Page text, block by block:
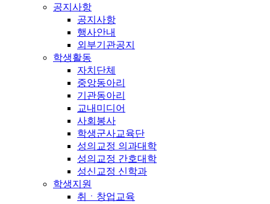
공지사항
공지사항
행사안내
외부기관공지
학생활동
자치단체
중앙동아리
기관동아리
교내미디어
사회봉사
학생군사교육단
성의교정 의과대학
성의교정 간호대학
성신교정 신학과
학생지원
취ㆍ창업교육